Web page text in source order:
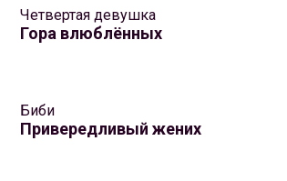
Четвертая девушка
Гора влюблённых
Биби
Привередливый жених